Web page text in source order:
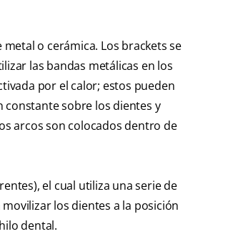
o cerámica. Los brackets se
las bandas metálicas en los
por el calor; estos pueden
sobre los dientes y
arcos son colocados dentro de
el cual utiliza una serie de
los dientes a la posición
dental.